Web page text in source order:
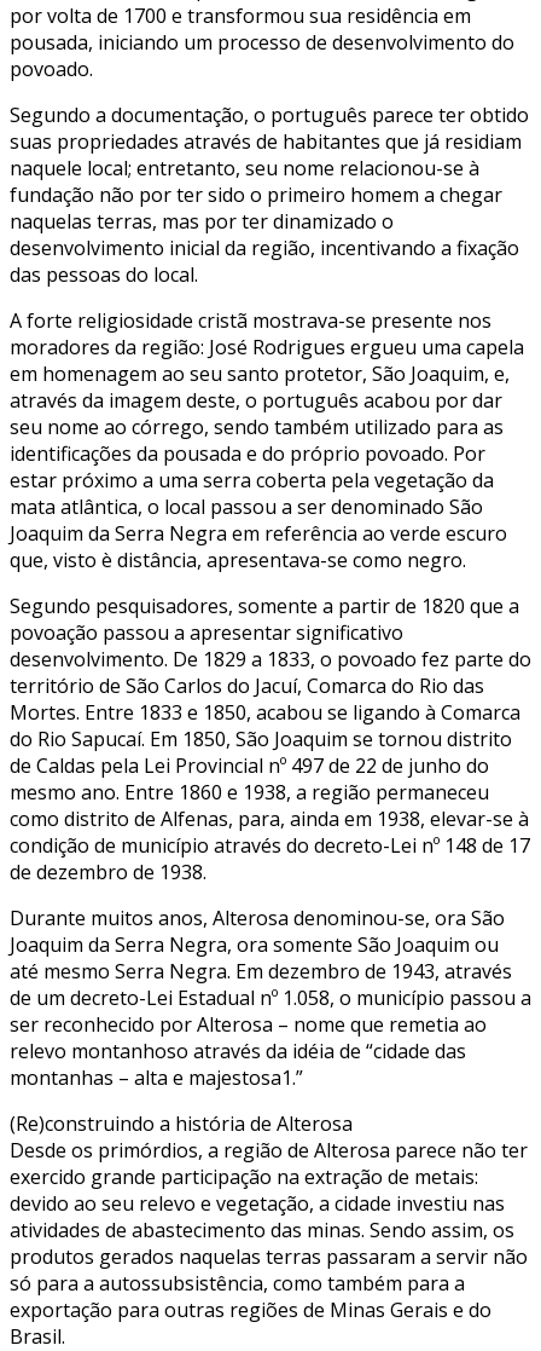
por volta de 1700 e transformou sua residência em
pousada, iniciando um processo de desenvolvimento do
povoado.
Segundo a documentação, o português parece ter obtido
suas propriedades através de habitantes que já residiam
naquele local; entretanto, seu nome relacionou-se à
fundação não por ter sido o primeiro homem a chegar
naquelas terras, mas por ter dinamizado o
desenvolvimento inicial da região, incentivando a fixação
das pessoas do local.
A forte religiosidade cristã mostrava-se presente nos
moradores da região: José Rodrigues ergueu uma capela
em homenagem ao seu santo protetor, São Joaquim, e,
através da imagem deste, o português acabou por dar
seu nome ao córrego, sendo também utilizado para as
identificações da pousada e do próprio povoado. Por
estar próximo a uma serra coberta pela vegetação da
mata atlântica, o local passou a ser denominado São
Joaquim da Serra Negra em referência ao verde escuro
que, visto è distância, apresentava-se como negro.
Segundo pesquisadores, somente a partir de 1820 que a
povoação passou a apresentar significativo
desenvolvimento. De 1829 a 1833, o povoado fez parte do
território de São Carlos do Jacuí, Comarca do Rio das
Mortes. Entre 1833 e 1850, acabou se ligando à Comarca
do Rio Sapucaí. Em 1850, São Joaquim se tornou distrito
de Caldas pela Lei Provincial nº 497 de 22 de junho do
mesmo ano. Entre 1860 e 1938, a região permaneceu
como distrito de Alfenas, para, ainda em 1938, elevar-se à
condição de município através do decreto-Lei nº 148 de 17
de dezembro de 1938.
Durante muitos anos, Alterosa denominou-se, ora São
Joaquim da Serra Negra, ora somente São Joaquim ou
até mesmo Serra Negra. Em dezembro de 1943, através
de um decreto-Lei Estadual nº 1.058, o município passou a
ser reconhecido por Alterosa – nome que remetia ao
relevo montanhoso através da idéia de “cidade das
montanhas – alta e majestosa1.”
(Re)construindo a história de Alterosa
Desde os primórdios, a região de Alterosa parece não ter
exercido grande participação na extração de metais:
devido ao seu relevo e vegetação, a cidade investiu nas
atividades de abastecimento das minas. Sendo assim, os
produtos gerados naquelas terras passaram a servir não
só para a autossubsistência, como também para a
exportação para outras regiões de Minas Gerais e do
Brasil.